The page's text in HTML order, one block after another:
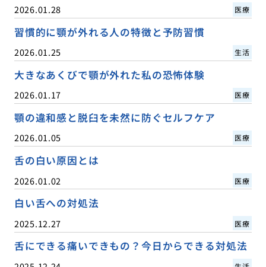
2026.01.28 医療
習慣的に顎が外れる人の特徴と予防習慣
2026.01.25 生活
大きなあくびで顎が外れた私の恐怖体験
2026.01.17 医療
顎の違和感と脱臼を未然に防ぐセルフケア
2026.01.05 医療
舌の白い原因とは
2026.01.02 医療
白い舌への対処法
2025.12.27 医療
舌にできる痛いできもの？今日からできる対処法